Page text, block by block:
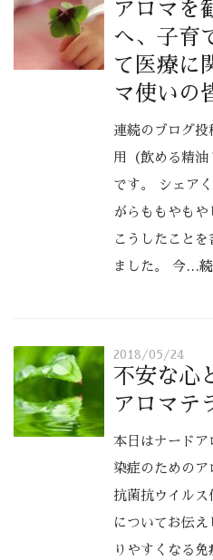
アロマを
へ、子育
て医療に
マ使いの
連続のブログ
用（飲める精
です。 シェア
がらももやも
こうしたこと
ました。 今…続
2018/05/24
不安な心
アロマテ
本日はナードア
染症のためのア
抗菌抗ウイル
についてお伝
りやすくなる